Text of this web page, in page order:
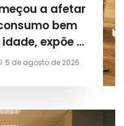
a afetar
bem
expõe a
5 de agosto de 2026